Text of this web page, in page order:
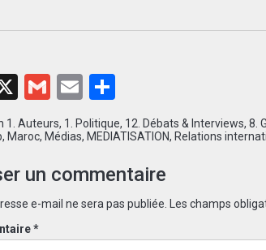
X Gmail
Email
1. Auteurs, 1. Politique, 12. Débats & Interviews, 8.
, Maroc, Médias, MEDIATISATION, Relations
un commentaire
e-mail ne sera pas publiée. Les champs
*